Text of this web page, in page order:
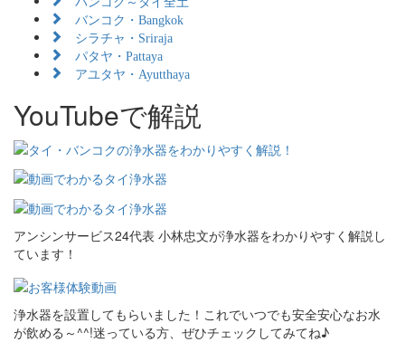
バンコク・Bangkok
シラチャ・Sriraja
パタヤ・Pattaya
アユタヤ・Ayutthaya
YouTubeで解説
アンシンサービス24代表 小林忠文が浄水器をわかりやすく解説し
ています！
浄水器を設置してもらいました！これでいつでも安全安心なお水
が飲める～^^!迷っている方、ぜひチェックしてみてね♪